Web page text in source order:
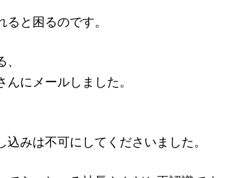
と困るのです。
にメールしました。
みは不可にしてくださいました。